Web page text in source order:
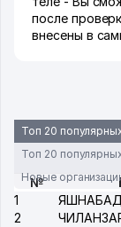
после
внесены в
Топ 20
Топ 20
Новые
№
1
2